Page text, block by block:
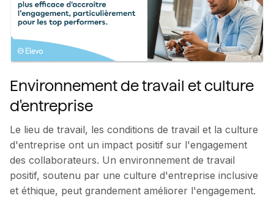
Environnement de travail et culture
d'entreprise
Le lieu de travail, les conditions de travail et la culture
d'entreprise ont un impact positif sur l'engagement
des collaborateurs. Un environnement de travail
positif, soutenu par une culture d'entreprise inclusive
et éthique, peut grandement améliorer l'engagement.